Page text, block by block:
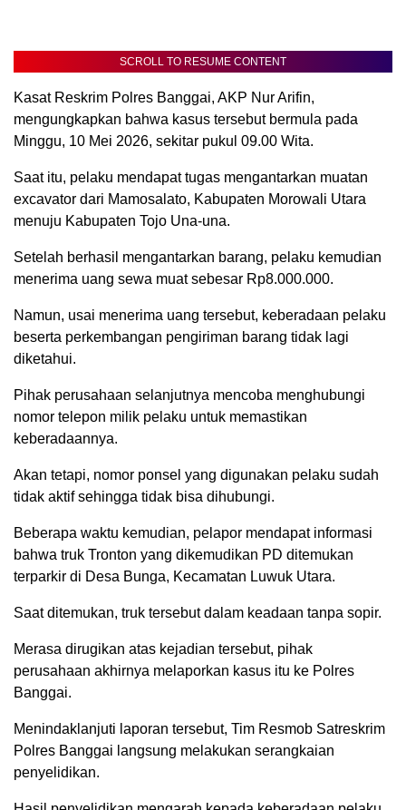
SCROLL TO RESUME CONTENT
Kasat Reskrim Polres Banggai, AKP Nur Arifin,
mengungkapkan bahwa kasus tersebut bermula pada
Minggu, 10 Mei 2026, sekitar pukul 09.00 Wita.
Saat itu, pelaku mendapat tugas mengantarkan muatan
excavator dari Mamosalato, Kabupaten Morowali Utara
menuju Kabupaten Tojo Una-una.
Setelah berhasil mengantarkan barang, pelaku kemudian
menerima uang sewa muat sebesar Rp8.000.000.
Namun, usai menerima uang tersebut, keberadaan pelaku
beserta perkembangan pengiriman barang tidak lagi
diketahui.
Pihak perusahaan selanjutnya mencoba menghubungi
nomor telepon milik pelaku untuk memastikan
keberadaannya.
Akan tetapi, nomor ponsel yang digunakan pelaku sudah
tidak aktif sehingga tidak bisa dihubungi.
Beberapa waktu kemudian, pelapor mendapat informasi
bahwa truk Tronton yang dikemudikan PD ditemukan
terparkir di Desa Bunga, Kecamatan Luwuk Utara.
Saat ditemukan, truk tersebut dalam keadaan tanpa sopir.
Merasa dirugikan atas kejadian tersebut, pihak
perusahaan akhirnya melaporkan kasus itu ke Polres
Banggai.
Menindaklanjuti laporan tersebut, Tim Resmob Satreskrim
Polres Banggai langsung melakukan serangkaian
penyelidikan.